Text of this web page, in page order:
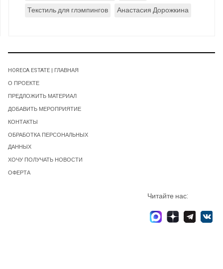
Текстиль для глэмпингов
Анастасия Дорожкина
HORECA ESTATE | ГЛАВНАЯ
О ПРОЕКТЕ
ПРЕДЛОЖИТЬ МАТЕРИАЛ
ДОБАВИТЬ МЕРОПРИЯТИЕ
КОНТАКТЫ
ОБРАБОТКА ПЕРСОНАЛЬНЫХ
ДАННЫХ
ХОЧУ ПОЛУЧАТЬ НОВОСТИ
ОФЕРТА
Читайте нас: